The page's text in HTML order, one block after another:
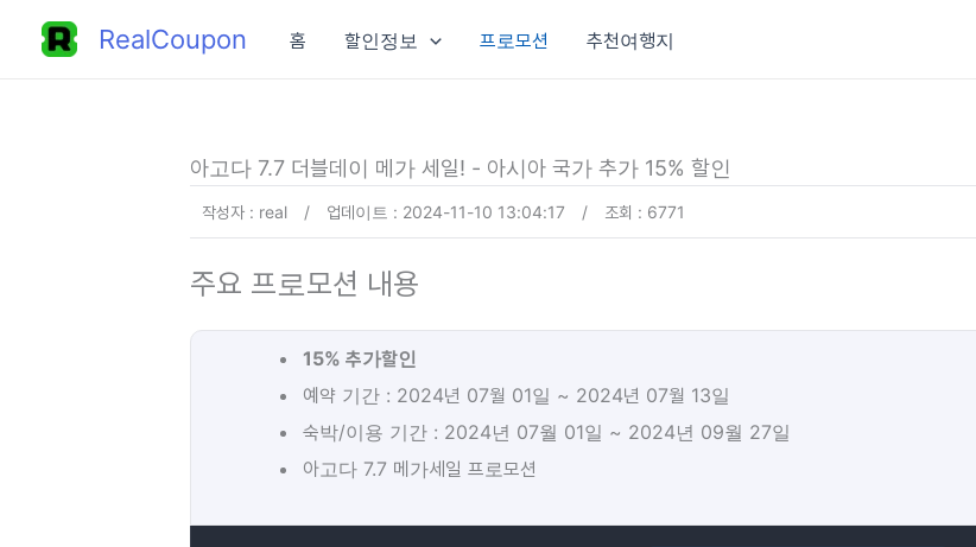
RealCoupon 홈 할인정보 프로모션 추천여행지
아고다 7.7 더블데이 메가 세일! - 아시아 국가 추가 15% 할인
작성자 : real / 업데이트 : 2024-11-10 13:04:17 / 조회 : 6771
주요 프로모션 내용
15% 추가할인
예약 기간 : 2024년 07월 01일 ~ 2024년 07월 13일
숙박/이용 기간 : 2024년 07월 01일 ~ 2024년 09월 27일
아고다 7.7 메가세일 프로모션